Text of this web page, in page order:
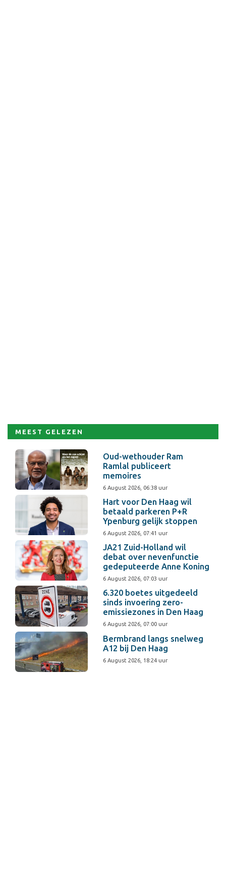
MEEST GELEZEN
Oud-wethouder Ram
Ramlal publiceert
memoires
6 August 2026, 06:38 uur
Hart voor Den Haag wil
betaald parkeren P+R
Ypenburg gelijk stoppen
6 August 2026, 07:41 uur
JA21 Zuid-Holland wil
debat over nevenfunctie
gedeputeerde Anne Koning
6 August 2026, 07:03 uur
6.320 boetes uitgedeeld
sinds invoering zero-
emissiezones in Den Haag
6 August 2026, 07:00 uur
Bermbrand langs snelweg
A12 bij Den Haag
6 August 2026, 18:24 uur